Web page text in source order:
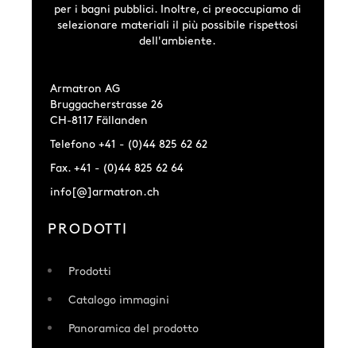
per i bagni pubblici. Inoltre, ci preoccupiamo di
selezionare materiali il più possibile rispettosi
dell'ambiente.
Armatron AG
Bruggacherstrasse 26
CH-8117 Fällanden
Telefono +41 - (0)44 825 62 62
Fax. +41 - (0)44 825 62 64
info[@]armatron.ch
PRODOTTI
Prodotti
Catalogo immagini
Panoramica del prodotto